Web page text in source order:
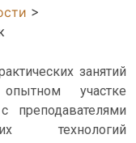
>
занятий
участке
преподавателями
технологий